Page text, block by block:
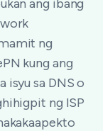
ang ibang
ng
kung ang
isyu sa DNS o
ng ISP